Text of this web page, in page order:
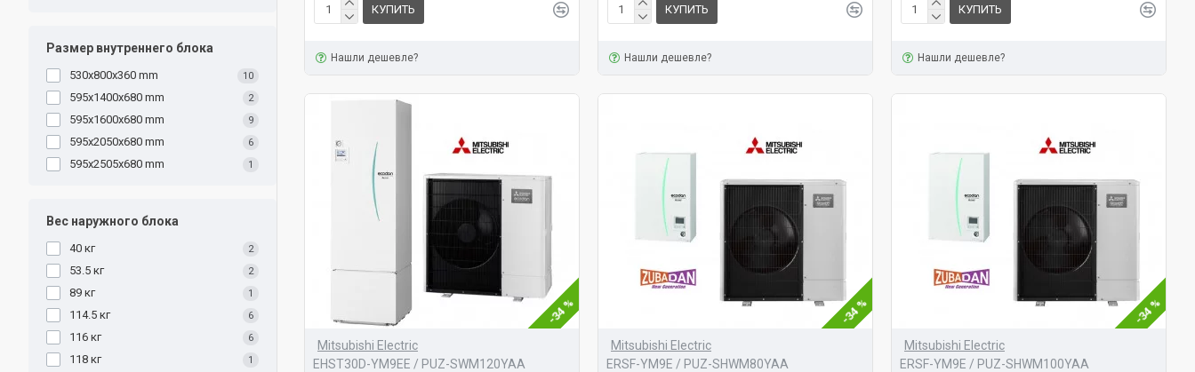
Размер внутреннего блока
530x800x360 mm 10
595x1400x680 mm 2
595x1600x680 mm 9
595x2050x680 mm 6
595x2505x680 mm 1
Вес наружного блока
40 кг 2
53.5 кг 2
89 кг 1
114.5 кг 6
116 кг 6
118 кг 1
КУПИТЬ
Нашли дешевле?
КУПИТЬ
Нашли дешевле?
КУПИТЬ
Нашли дешевле?
-34 %
Mitsubishi Electric
EHST30D-YM9EE / PUZ-SWM120YAA
-34 %
Mitsubishi Electric
ERSF-YM9E / PUZ-SHWM80YAA
-34 %
Mitsubishi Electric
ERSF-YM9E / PUZ-SHWM100YAA